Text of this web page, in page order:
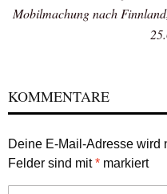
Mobilmachung nach
KOMMENTARE
Deine E-Mail-Adresse wird
Felder sind mit* markiert